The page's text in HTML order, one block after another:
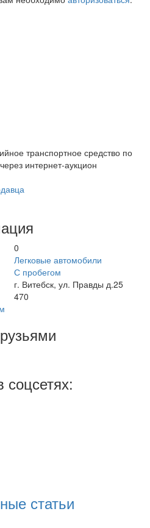
транспортное средство по
интернет-аукцион
0
Легковые автомобили
С пробегом
г. Витебск, ул. Правды д.25
470
соцсетях:
статьи